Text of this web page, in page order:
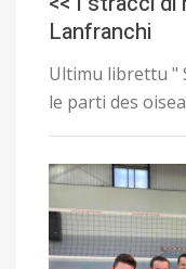
Lanfranchi
Ultimu librettu "
le parti des